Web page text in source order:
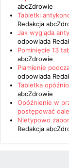
abcZdrowie
Tabletki
Redakcja
Jak wygląda
odpowiada
Pominięcie 13
abcZdrowie
Plamienie
odpowiada
Tabletka
abcZdrowie
Opóźnienie w
postępować
Nietypowo
Redakcja